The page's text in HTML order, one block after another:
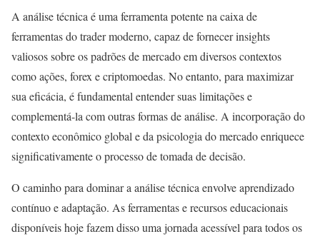
A análise técnica é uma ferramenta potente na caixa de
ferramentas do trader moderno, capaz de fornecer insights
valiosos sobre os padrões de mercado em diversos contextos
como ações, forex e criptomoedas. No entanto, para maximizar
sua eficácia, é fundamental entender suas limitações e
complementá-la com outras formas de análise. A incorporação do
contexto econômico global e da psicologia do mercado enriquece
significativamente o processo de tomada de decisão.
O caminho para dominar a análise técnica envolve aprendizado
contínuo e adaptação. As ferramentas e recursos educacionais
disponíveis hoje fazem disso uma jornada acessível para todos os